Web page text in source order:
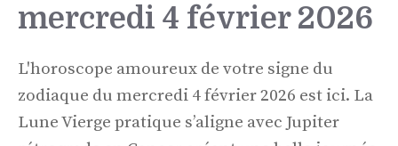
mercredi 4 février 2026
L'horoscope amoureux de votre signe du
zodiaque du mercredi 4 février 2026 est ici. La
Lune Vierge pratique s’aligne avec Jupiter